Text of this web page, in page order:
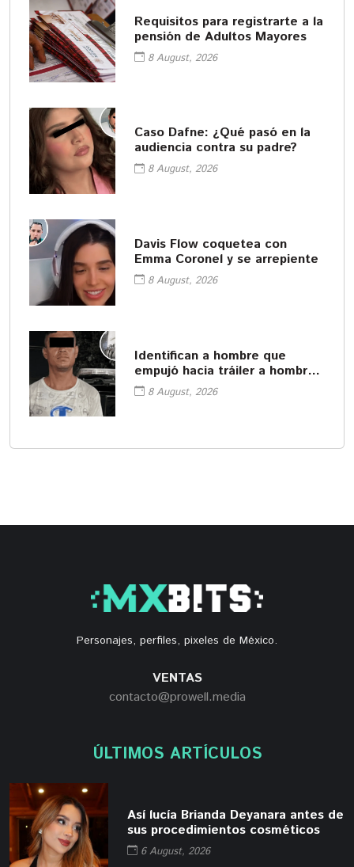
Requisitos para registrarte a la
pensión de Adultos Mayores
8 August, 2026
Caso Dafne: ¿Qué pasó en la
audiencia contra su padre?
8 August, 2026
Davis Flow coquetea con
Emma Coronel y se arrepiente
8 August, 2026
Identifican a hombre que
empujó hacia tráiler a hombre
en Monterrey
8 August, 2026
Personajes, perfiles, pixeles de México.
VENTAS
contacto@prowell.media
ÚLTIMOS ARTÍCULOS
Así lucía Brianda Deyanara antes de
sus procedimientos cosméticos
6 August, 2026